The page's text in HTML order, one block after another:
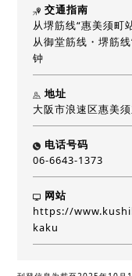
交通指南
从堺筋线“惠美须町
从御堂筋线・堺筋
钟
地址
大阪市浪速区惠美
电话号码
06-6643-1373
网站
https://
kaku